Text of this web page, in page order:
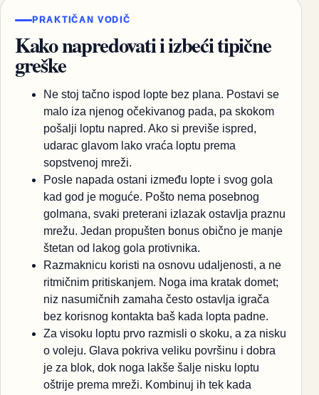
PRAKTIČAN VODIČ
Kako napredovati i izbeći tipične
greške
Ne stoj tačno ispod lopte bez plana. Postavi se
malo iza njenog očekivanog pada, pa skokom
pošalji loptu napred. Ako si previše ispred,
udarac glavom lako vraća loptu prema
sopstvenoj mreži.
Posle napada ostani između lopte i svog gola
kad god je moguće. Pošto nema posebnog
golmana, svaki preterani izlazak ostavlja praznu
mrežu. Jedan propušten bonus obično je manje
štetan od lakog gola protivnika.
Razmaknicu koristi na osnovu udaljenosti, a ne
ritmičnim pritiskanjem. Noga ima kratak domet;
niz nasumičnih zamaha često ostavlja igrača
bez korisnog kontakta baš kada lopta padne.
Za visoku loptu prvo razmisli o skoku, a za nisku
o voleju. Glava pokriva veliku površinu i dobra
je za blok, dok noga lakše šalje nisku loptu
oštrije prema mreži. Kombinuj ih tek kada